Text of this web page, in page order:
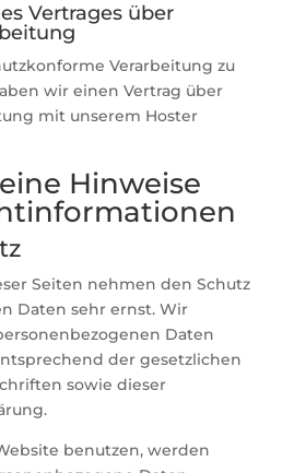
Vertrages über
Verarbeitung zu
wir einen Vertrag über
mit unserem Hoster
Hinweise
Seiten nehmen den Schutz
Daten sehr ernst. Wir
Daten
der gesetzlichen
sowie dieser
benutzen, werden